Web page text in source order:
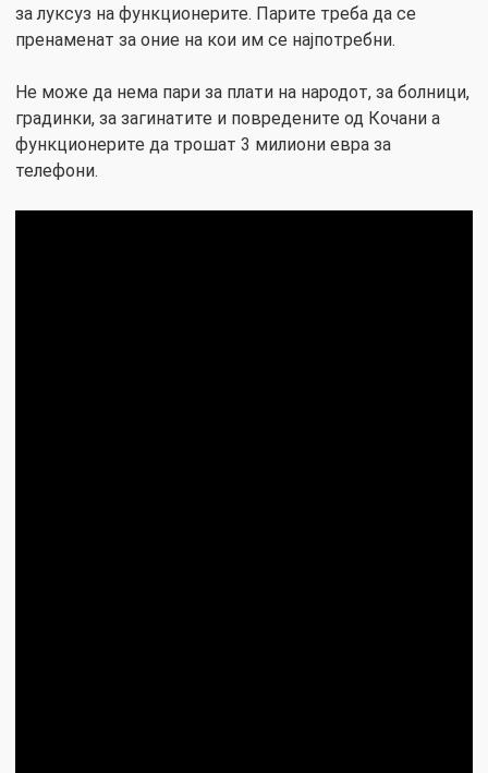
за луксуз на функционерите. Парите треба да се
пренаменат за оние на кои им се најпотребни.
Не може да нема пари за плати на народот, за болници,
градинки, за загинатите и повредените од Кочани а
функционерите да трошат 3 милиони евра за
телефони.